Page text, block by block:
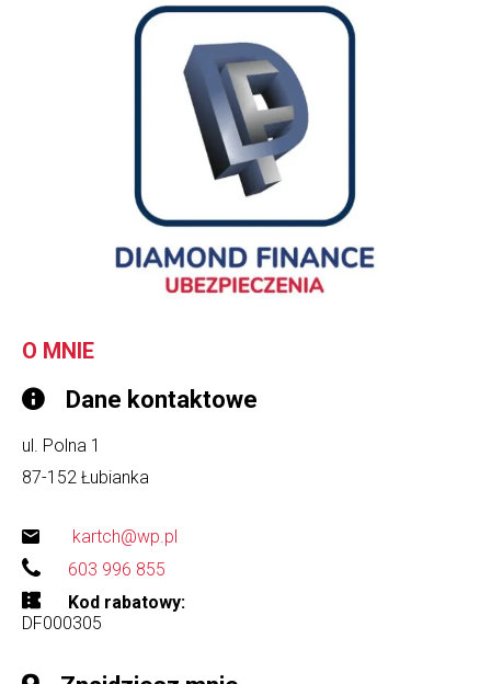
O MNIE
Dane kontaktowe
ul. Polna 1
87-152 Łubianka
kartch@wp.pl
603 996 855
Kod rabatowy
DF000305